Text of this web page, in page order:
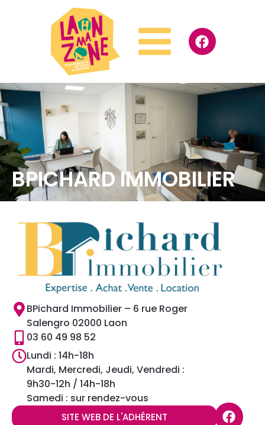
BPICHARD IMMOBILIER
BPichard Immobilier – 6 rue Roger
Salengro 02000 Laon
03 60 49 98 52
Lundi : 14h-18h
Mardi, Mercredi, Jeudi, Vendredi :
9h30-12h / 14h-18h
Samedi : sur rendez-vous
SITE WEB DE L'ADHÉRENT